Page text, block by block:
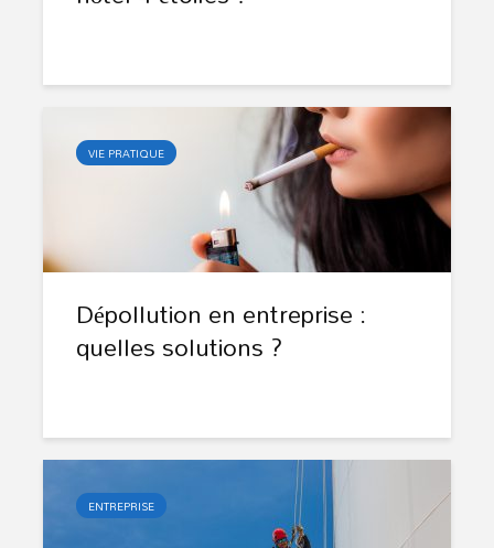
VIE PRATIQUE
Dépollution en entreprise :
quelles solutions ?
ENTREPRISE